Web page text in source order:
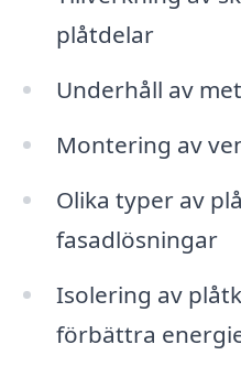
plåtdelar
Underhåll av
Montering av
Olika typer av
fasadlösningar
Isolering av
förbättra